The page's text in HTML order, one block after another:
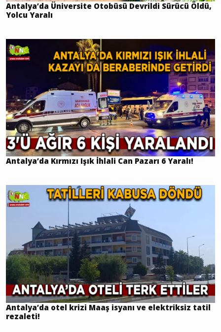
Antalya’da Üniversite Otobüsü Devrildi Sürücü Öldü,
Yolcu Yaralı
Antalya’da Kırmızı Işık İhlali Can Pazarı 6 Yaralı!
Antalya’da otel krizi Maaş isyanı ve elektriksiz tatil
rezaleti!